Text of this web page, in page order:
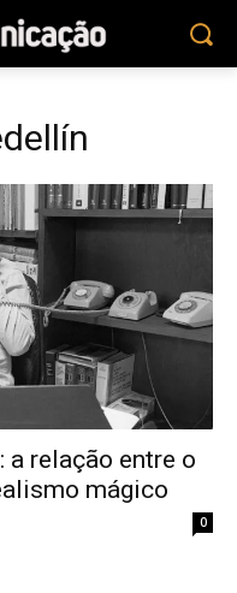
relação entre o
mágico
0